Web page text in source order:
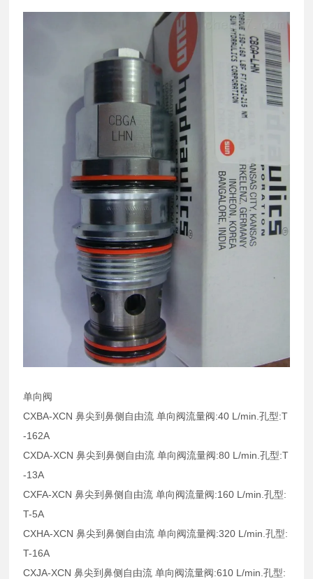
单向阀
CXBA-XCN 鼻尖到鼻侧自由流 单向阀流量阀:40 L/min.孔型:T
-162A
CXDA-XCN 鼻尖到鼻侧自由流 单向阀流量阀:80 L/min.孔型:T
-13A
CXFA-XCN 鼻尖到鼻侧自由流 单向阀流量阀:160 L/min.孔型:
T-5A
CXHA-XCN 鼻尖到鼻侧自由流 单向阀流量阀:320 L/min.孔型:
T-16A
CXJA-XCN 鼻尖到鼻侧自由流 单向阀流量阀:610 L/min.孔型: